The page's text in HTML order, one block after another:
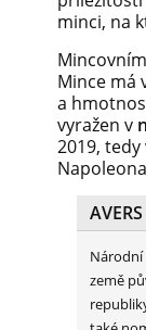
minci, na
Mince má
a
vyražen v
2019,
AVERS
Národní
země